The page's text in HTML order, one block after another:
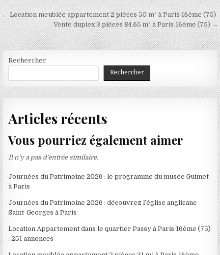
Navigation
de
l’article
← Location meublée appartement 2 pièces 50 m² à Paris 16ème (75)
Vente duplex 3 pièces 84.65 m² à Paris 16ème (75) →
Rechercher
Rechercher
Articles récents
Vous pourriez également aimer
Il n’y a pas d’entrée similaire.
Journées du Patrimoine 2026 : le programme du musée Guimet
à Paris
Journées du Patrimoine 2026 : découvrez l’église anglicane
Saint-Georges à Paris
Location Appartement dans le quartier Passy à Paris 16ème (75)
: 251 annonces